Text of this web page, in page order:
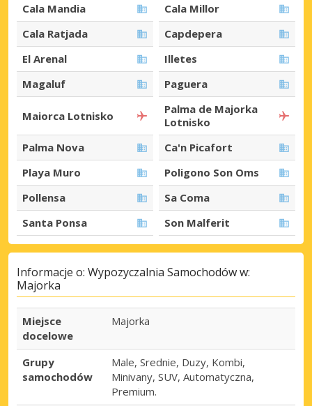
Cala Mandia
Cala Millor
Cala Ratjada
Capdepera
El Arenal
Illetes
Magaluf
Paguera
Maiorca Lotnisko
Palma de Majorka
Lotnisko
Palma Nova
Ca'n Picafort
Playa Muro
Poligono Son Oms
Pollensa
Sa Coma
Santa Ponsa
Son Malferit
Informacje o: Wypozyczalnia Samochodów w:
Majorka
Miejsce
docelowe
Majorka
Grupy
samochodów
Male, Srednie, Duzy, Kombi,
Minivany, SUV, Automatyczna,
Premium.